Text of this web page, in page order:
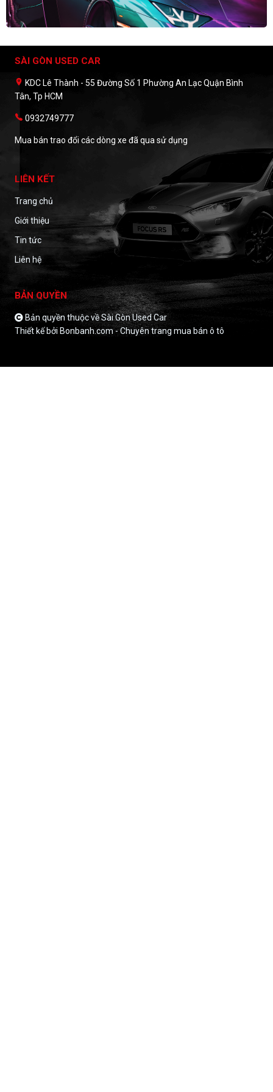
SÀI GÒN USED CAR
KDC Lê Thành - 55 Đường Số 1 Phường An Lạc Quận Bình
Tân, Tp HCM
0932749777
Mua bán trao đổi các dòng xe đã qua sử dụng
LIÊN KẾT
Trang chủ
Giới thiệu
Tin tức
Liên hệ
BẢN QUYỀN
Bản quyền thuộc về Sài Gòn Used Car
Thiết kế bởi Bonbanh.com - Chuyên trang mua bán ô tô